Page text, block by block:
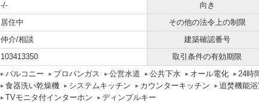
-/- 向き
居住中 その他の法令上の制限
仲介/相談 建築確認番号
103413350 取引条件の有効期限
バルコニー プロパンガス 公営水道 公共下水 オール電化 24時
食器洗い乾燥機
システムキッチン カウンターキッチン 追焚機能浴
TVモニタ付インターホン
ディンプルキー